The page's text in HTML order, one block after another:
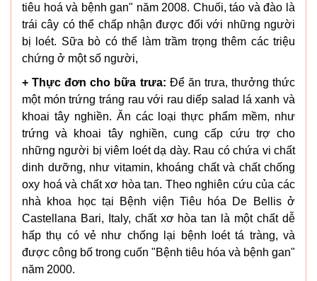
tiêu hoá và bệnh gan" năm 2008. Chuối, táo và đào là
trái cây có thể chấp nhận được đối với những người
bị loét. Sữa bò có thể làm trầm trọng thêm các triệu
chứng ở một số người,
+ Thực đơn cho bữa trưa: Để ăn trưa, thưởng thức
một món trứng tráng rau với rau diếp salad lá xanh và
khoai tây nghiền. Ăn các loại thực phẩm mềm, như
trứng và khoai tây nghiền, cung cấp cứu trợ cho
những người bị viêm loét dạ dày. Rau có chứa vi chất
dinh dưỡng, như vitamin, khoáng chất và chất chống
oxy hoá và chất xơ hòa tan. Theo nghiên cứu của các
nhà khoa học tại Bệnh viện Tiêu hóa De Bellis ở
Castellana Bari, Italy, chất xơ hòa tan là một chất dễ
hấp thụ có vẻ như chống lại bệnh loét tá tràng, và
được công bố trong cuốn "Bệnh tiêu hóa và bệnh gan"
năm 2000.